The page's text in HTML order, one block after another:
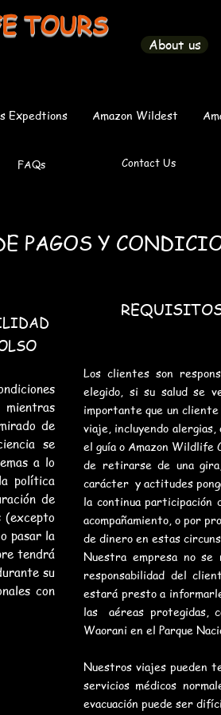
TOURS
About us
Expedtions Amazon Wildest
FAQs Contact Us
PAGOS Y
de
se
a lo
política
de
(excepto
pasar la
tendrá
su
con
Los clientes son
elegido, si su salud se
importante que un cliente
viaje, incluyendo
el guía o Amazon Wildlife
de retirarse de una
carácter y actitudes
la continua
acompañamiento, o por
de dinero en estas
Nuestra empresa no se
responsabilidad del
estará presto a
las aéreas protegidas,
Waorani en el Parque
Nuestros viajes pueden
servicios médicos
evacuación puede ser